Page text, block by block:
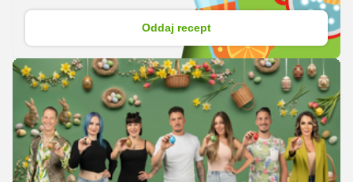
Oddaj recept